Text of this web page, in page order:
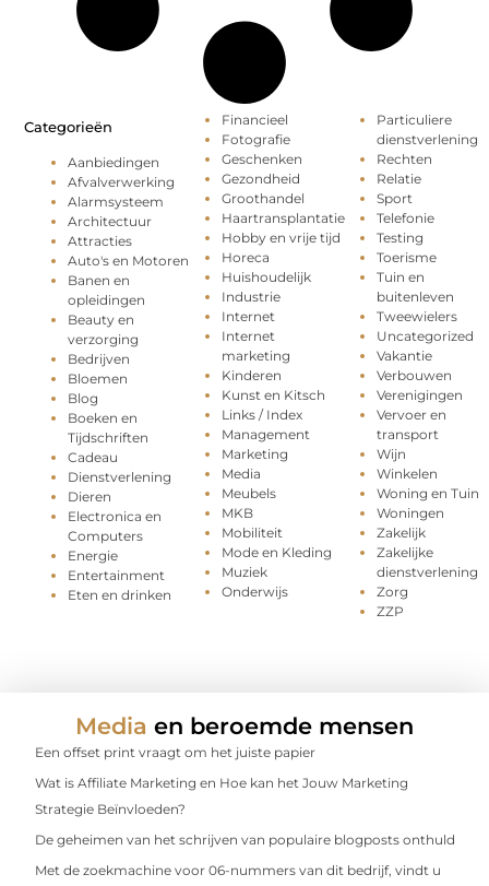
Categorieën
Aanbiedingen
Afvalverwerking
Alarmsysteem
Architectuur
Attracties
Auto's en Motoren
Banen en
opleidingen
Beauty en
verzorging
Bedrijven
Bloemen
Blog
Boeken en
Tijdschriften
Cadeau
Dienstverlening
Dieren
Electronica en
Computers
Energie
Entertainment
Eten en drinken
Financieel
Fotografie
Geschenken
Gezondheid
Groothandel
Haartransplantatie
Hobby en vrije tijd
Horeca
Huishoudelijk
Industrie
Internet
Internet
marketing
Kinderen
Kunst en Kitsch
Links / Index
Management
Marketing
Media
Meubels
MKB
Mobiliteit
Mode en Kleding
Muziek
Onderwijs
Particuliere
dienstverlening
Rechten
Relatie
Sport
Telefonie
Testing
Toerisme
Tuin en
buitenleven
Tweewielers
Uncategorized
Vakantie
Verbouwen
Verenigingen
Vervoer en
transport
Wijn
Winkelen
Woning en Tuin
Woningen
Zakelijk
Zakelijke
dienstverlening
Zorg
ZZP
Media en beroemde mensen
Een offset print vraagt om het juiste papier
Wat is Affiliate Marketing en Hoe kan het Jouw Marketing
Strategie Beïnvloeden?
De geheimen van het schrijven van populaire blogposts onthuld
Met de zoekmachine voor 06-nummers van dit bedrijf, vindt u